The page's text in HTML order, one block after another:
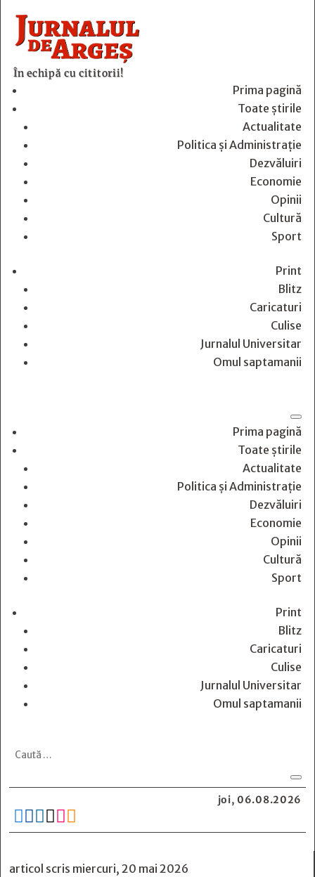
În echipă cu cititorii!
Prima pagină
Toate știrile
Actualitate
Politica și Administrație
Dezvăluiri
Economie
Opinii
Cultură
Sport
Print
Blitz
Caricaturi
Culise
Jurnalul Universitar
Omul saptamanii
Prima pagină
Toate știrile
Actualitate
Politica și Administrație
Dezvăluiri
Economie
Opinii
Cultură
Sport
Print
Blitz
Caricaturi
Culise
Jurnalul Universitar
Omul saptamanii
joi, 06.08.2026
     
articol scris miercuri, 20 mai 2026